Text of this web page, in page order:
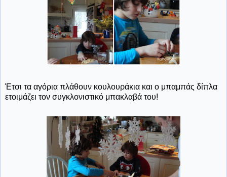
Έτσι τα αγόρια πλάθουν κουλουράκια και ο μπαμπάς δίπλα
ετοιμάζει τον συγκλονιστικό μπακλαβά του!